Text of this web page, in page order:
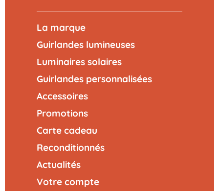
La marque
Guirlandes lumineuses
Luminaires solaires
Guirlandes personnalisées
Accessoires
Promotions
Carte cadeau
Reconditionnés
Actualités
Votre compte